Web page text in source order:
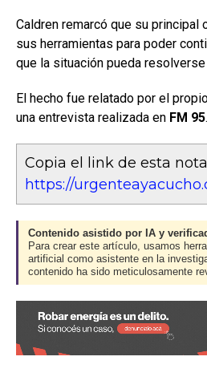
Caldren remarcó que su principal
sus herramientas para poder
que la situación pueda
El hecho fue relatado por el
una entrevista realizada en FM 95.
Copia el link de esta
https://
Contenido asistido por IA y
Para crear este artículo, usamos
artificial como asistente en la
contenido ha sido meticulosamente